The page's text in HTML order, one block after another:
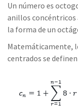
Un número es
anillos concéntricos
la forma de un
Matemáticamente,
centrados se